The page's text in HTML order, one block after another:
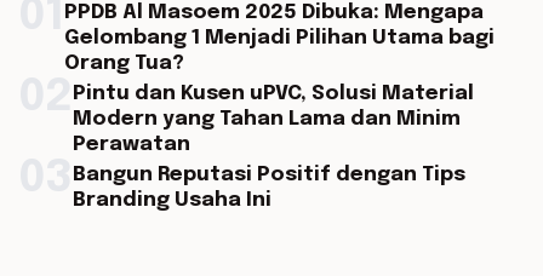
PPDB Al Masoem 2025 Dibuka: Mengapa
Gelombang 1 Menjadi Pilihan Utama bagi
Orang Tua?
Pintu dan Kusen uPVC, Solusi Material
Modern yang Tahan Lama dan Minim
Perawatan
Bangun Reputasi Positif dengan Tips
Branding Usaha Ini